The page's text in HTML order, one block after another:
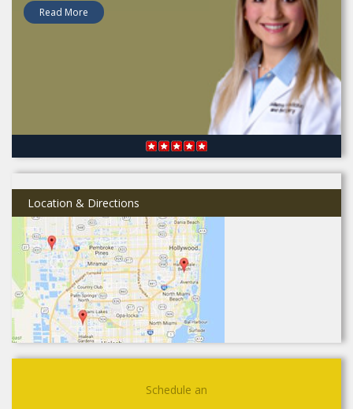
Read More
Location & Directions
Schedule an